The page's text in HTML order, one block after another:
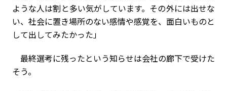
ような人は割と多い気がしています。その外には出せな
い、社会に置き場所のない感情や感覚を、面白いものと
して出してみたかった」
最終選考に残ったという知らせは会社の廊下で受けた
そう。